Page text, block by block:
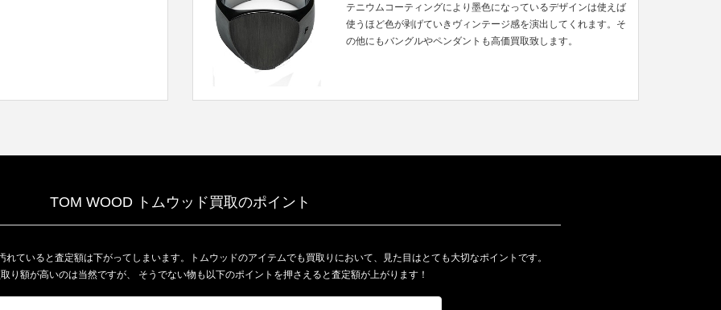
テニウムコーティングにより墨色になっているデザインは使えば
使うほど色が剥げていきヴィンテージ感を演出してくれます。そ
の他にもバングルやペンダントも高価買取致します。
TOM WOOD トムウッド買取のポイント
ていると査定額は下がってしまいます。トムウッドのアイテムでも買取りにおいて、見た目はとても大切なポイントです。
り額が高いのは当然ですが、 そうでない物も以下のポイントを押さえると査定額が上がります！